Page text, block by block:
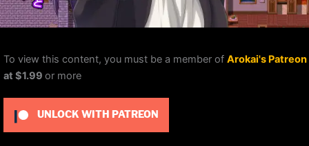
To view this content, you must be a member of Arokai's Patreon
at $1.99 or more
UNLOCK WITH PATREON